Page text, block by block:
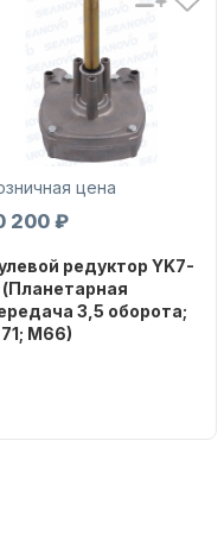
цена
200 ₽
редуктор YK7-
(Планетарная
3,5 оборота;
M66)